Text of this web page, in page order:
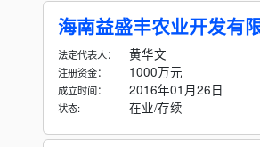
海南益盛丰农业开发有
法定代表人： 黄华文
注册资金： 1000万元
成立时间： 2016年01月26日
状态: 在业/存续